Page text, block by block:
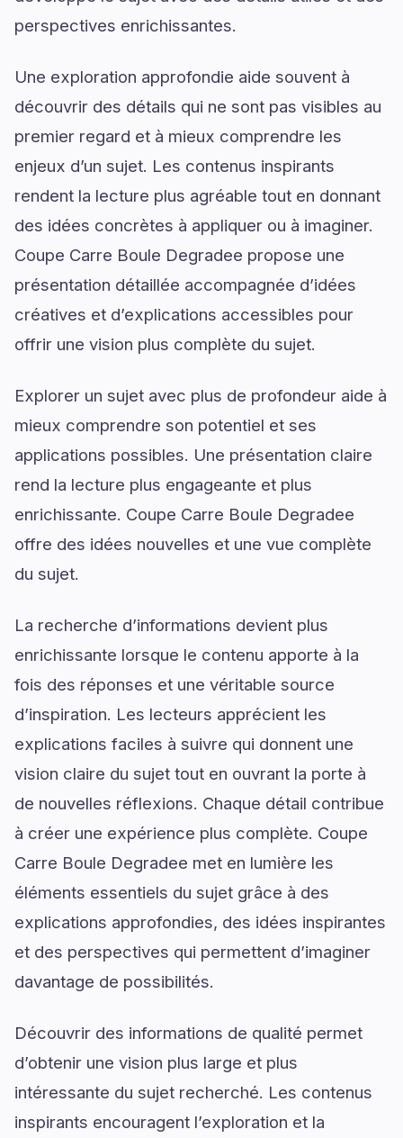
perspectives enrichissantes.
Une exploration approfondie aide souvent à
découvrir des détails qui ne sont pas visibles au
premier regard et à mieux comprendre les
enjeux d’un sujet. Les contenus inspirants
rendent la lecture plus agréable tout en donnant
des idées concrètes à appliquer ou à imaginer.
Coupe Carre Boule Degradee propose une
présentation détaillée accompagnée d’idées
créatives et d’explications accessibles pour
offrir une vision plus complète du sujet.
Explorer un sujet avec plus de profondeur aide à
mieux comprendre son potentiel et ses
applications possibles. Une présentation claire
rend la lecture plus engageante et plus
enrichissante. Coupe Carre Boule Degradee
offre des idées nouvelles et une vue complète
du sujet.
La recherche d’informations devient plus
enrichissante lorsque le contenu apporte à la
fois des réponses et une véritable source
d’inspiration. Les lecteurs apprécient les
explications faciles à suivre qui donnent une
vision claire du sujet tout en ouvrant la porte à
de nouvelles réflexions. Chaque détail contribue
à créer une expérience plus complète. Coupe
Carre Boule Degradee met en lumière les
éléments essentiels du sujet grâce à des
explications approfondies, des idées inspirantes
et des perspectives qui permettent d’imaginer
davantage de possibilités.
Découvrir des informations de qualité permet
d’obtenir une vision plus large et plus
intéressante du sujet recherché. Les contenus
inspirants encouragent l’exploration et la